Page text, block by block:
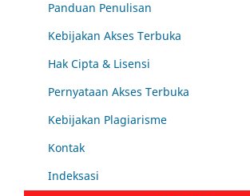
Panduan Penulisan
Kebijakan Akses Terbuka
Hak Cipta & Lisensi
Pernyataan Akses Terbuka
Kebijakan Plagiarisme
Kontak
Indeksasi